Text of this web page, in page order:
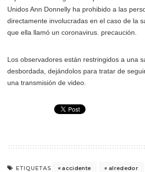
Unidos Ann Donnelly ha prohibido a las
directamente involucradas en el caso de la
que ella llamó un coronavirus. precaución.
Los observadores están restringidos a una
desbordada, dejándolos para tratar de
una transmisión de video.
ETIQUETAS accidente alrededor